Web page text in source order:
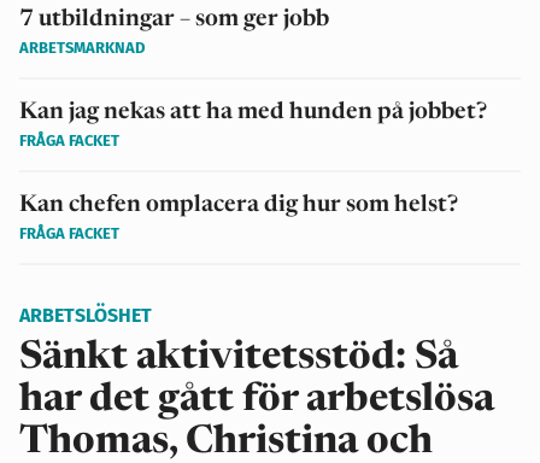
7 utbildningar – som ger jobb
ARBETSMARKNAD
Kan jag nekas att ha med hunden på jobbet?
FRÅGA FACKET
Kan chefen omplacera dig hur som helst?
FRÅGA FACKET
ARBETSLÖSHET
Sänkt aktivitetsstöd: Så
har det gått för arbetslösa
Thomas, Christina och